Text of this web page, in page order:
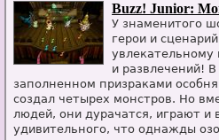
Buzz! Junior:
У знаменитого
герои и
и развлечений!
заполненном призраками
создал четырех монстров. Но
людей, они дурачатся, играют и
удивительного, что однажды